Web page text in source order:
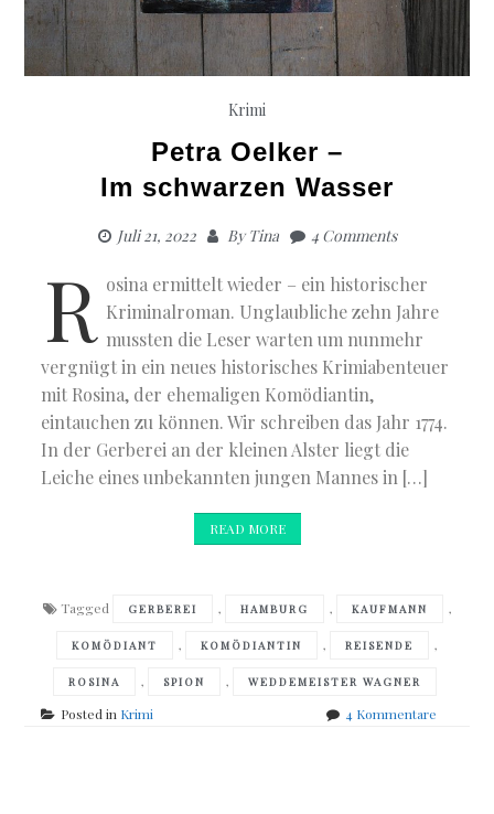
Krimi
Petra Oelker –
Im schwarzen Wasser
Juli 21, 2022 ByTina 4 Comments
R osina ermittelt wieder – ein historischer
Kriminalroman. Unglaubliche zehn Jahre
mussten die Leser warten um nunmehr
vergnügt in ein neues historisches Krimiabenteuer
mit Rosina, der ehemaligen Komödiantin,
eintauchen zu können. Wir schreiben das Jahr 1774.
In der Gerberei an der kleinen Alster liegt die
Leiche eines unbekannten jungen Mannes in […]
READ MORE
Tagged GERBEREI , HAMBURG , KAUFMANN ,
KOMÖDIANT , KOMÖDIANTIN , REISENDE ,
ROSINA , SPION , WEDDEMEISTER WAGNER
Posted in Krimi 4 Kommentarezu